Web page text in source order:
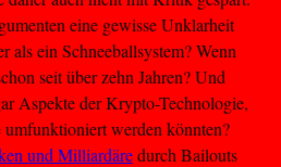
eine gewisse Unklarheit
als ein Schneeballsystem? Wenn
seit über zehn Jahren? Und
Aspekte der Krypto-Technologie,
werden könnten?
und Milliardäredurch Bailouts